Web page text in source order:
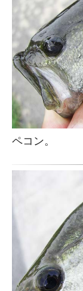
ペコン。